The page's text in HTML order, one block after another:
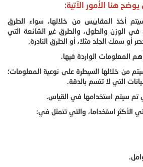
هنا الأمور الآتية:
أخذ المقاييس من خلالها، سواء الطرق
في الوزن والطول، والطرق غير الشائعة التي
أو سمك الجلد مثلا، أو الطرق النادرة.
المعلومات الواردة فيها.
من خلالها السيطرة على نوعية المعلومات؛
التي لا تتسم بالدقة.
تم سيتم استخدامها في القياس.
الأكثر استخداما، والتي تتمثل في: